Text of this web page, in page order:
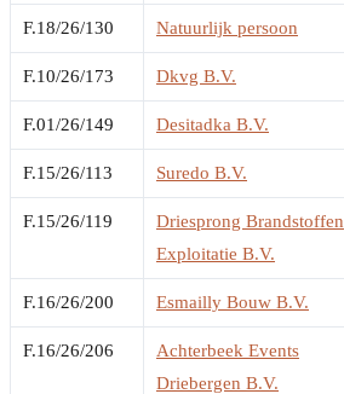
F.18/26/130 Natuurlijk persoon
F.10/26/173 Dkvg B.V.
F.01/26/149 Desitadka B.V.
F.15/26/113 Suredo B.V.
F.15/26/119
Driesprong Brandstoffen
Exploitatie B.V.
F.16/26/200 Esmailly Bouw B.V.
F.16/26/206
Achterbeek Events
Driebergen B.V.